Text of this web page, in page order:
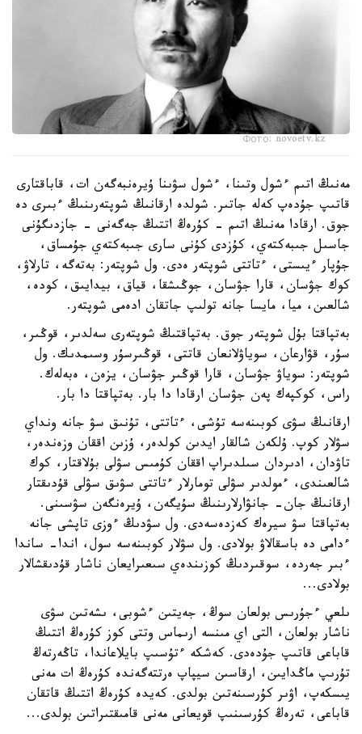
Фото: novoetv.kz
مەنىڭ اتىم ءشول وتىنا، ءشول سۋىنا ۇيرەنبەگەن ات، قاباقتارى
قاتىپ جۇدەپ كەلە جاتىر. شولدە ارقانىڭ شوپتەرىنىڭ ءبىرى دە
جوق. ارقادا مەنىڭ اتىم - كۇرەڭ اتتىڭ جەگەنى - جازدىگۇنى
جاسىل جىبەكتەي، كۇزدى كۇنى سارى جىبەكتەي جۇمساق،
جۇپار ءيىستى، ءتاتتى شوپتەر ەدى. ول شوپتەر: بەتەگە، تارلاۋ،
كوك جۋسان، قارا جۋسان، جوڭىشقا، قياق، بيدايىق، كودە،
شالعىن، ميا، مايسا جانە تولىپ جاتقان ادەمى شوپتەر.
بەتپاقتا بۇل شوپتەر جوق. بەتپاقتىڭ شوپتەرى سەلدىر، قوڭىر،
سۇر، قۋارعان، سوياۋلانعان قاتتى، قوڭىرسۇر وسىمدىك. ول
شوپتەر: سوياۋ جۋسان، قارا قوڭىر جۋسان، يزەن، ەبەلەك.
راس، كوكپەك پەن جۋسان ارقادا دا بار. بەتپاقتا دا بار.
ارقانىڭ سۋى كوبىنەسە تۇشى، ءتاتتى، تۇنىق سۋ جانە ونداي
سۋلار كوپ. ۇلكەن شالقار ايدىن كولدەر، ۇزىن اققان وزەندەر،
تاۋدان، ادىردان سىلدىراپ اققان كۇمىس سۋلى بۇلاقتار، كوك
شالعىندى، ءمولدىر سۋلى تومارلار ءتاتتى سۋىق سۋلى قۇدىقتار
ارقانىڭ جان- جانۋارلارىنىڭ سۇيگەن، ۇيرەنگەن سۋسىنى.
بەتپاقتا سۋ سيرەك كەزدەسەدى. ول سۋدىڭ ءوزى تاپشى جانە
ءدامى دە باسقالاۋ بولادى. ول سۋلار كوبىنەسە سول، اندا- ساندا
ءبىر جەردە، سوقىردىڭ كوزىندەي سىعىرايعان ناشار قۇدىقشالار
بولادى...
ىلعي ءجۇرىس بولعان سوڭ، جەيتىن ءشوبى، ىشەتىن سۋى
ناشار بولعان، التى اي مىنسە ارىماس وتتى كوز كۇرەڭ اتتىڭ
قاباعى قاتىپ جۇدەدى. كەشكە ءتۇسىپ بايلاعاندا، تاڭەرتەڭ
تۇرىپ ماڭدايىن، ارقاسىن سيپاپ ەرتتەگەندە كۇرەڭ ات مەنى
يىسكەپ، اۋىر كۇرسىنەتىن بولدى. كەيدە كۇرەڭ اتتىڭ قاتقان
قاباعى، تەرەڭ كۇرسىنىپ قويعانى مەنى قامىقتىراتىن بولدى...